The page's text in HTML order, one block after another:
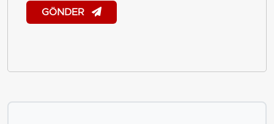
GÖNDER